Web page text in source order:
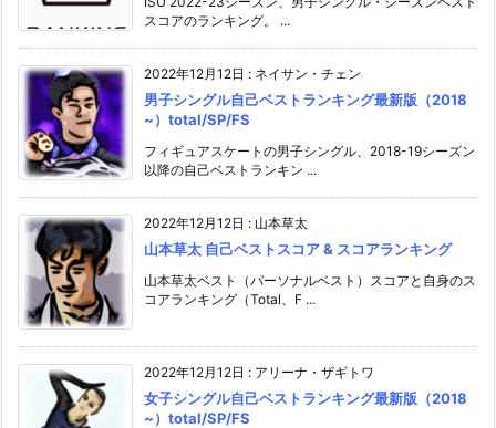
スコアのランキング。 ...
2022年12月12日 : ネイサン・チェン
男子シングル自己ベストランキング最新版（2018
~）total/SP/FS
フィギュアスケートの男子シングル、2018-19シーズン
以降の自己ベストランキン ...
2022年12月12日 : 山本草太
山本草太 自己ベストスコア & スコアランキング
山本草太ベスト（パーソナルベスト）スコアと自身のス
コアランキング（Total、F ...
2022年12月12日 : アリーナ・ザギトワ
女子シングル自己ベストランキング最新版（2018
~）total/SP/FS